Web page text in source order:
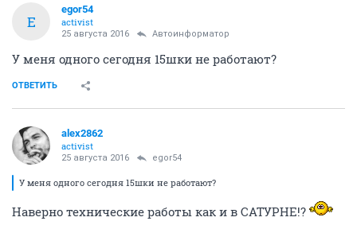
E
egor54
activist
25 августа 2016 Автоинформатор
У меня одного сегодня 15шки не работают?
ОТВЕТИТЬ
alex2862
activist
25 августа 2016 egor54
У меня одного сегодня 15шки не работают?
Наверно технические работы как и в САТУРНЕ!?